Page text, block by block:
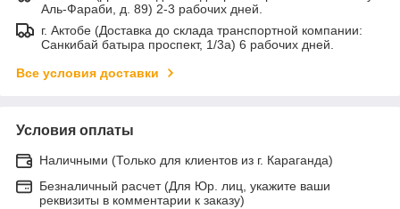
Аль-Фараби, д. 89) 2-3 рабочих дней.
г. Актобе (Доставка до склада транспортной компании:
Санкибай батыра проспект, 1/3а) 6 рабочих дней.
Все условия доставки
Условия оплаты
Наличными (Только для клиентов из г. Караганда)
Безналичный расчет (Для Юр. лиц, укажите ваши
реквизиты в комментарии к заказу)